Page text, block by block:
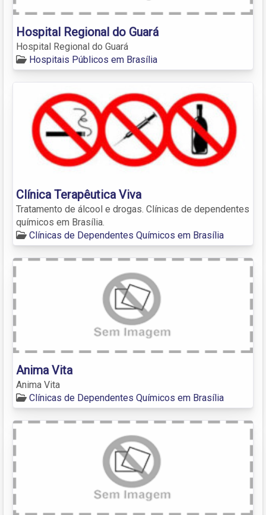
Hospital Regional do Guará
Hospital Regional do Guará
Hospitais Públicos em Brasília
Clínica Terapêutica Viva
Tratamento de álcool e drogas. Clínicas de dependentes
químicos em Brasília.
Clínicas de Dependentes Químicos em Brasília
Anima Vita
Anima Vita
Clínicas de Dependentes Químicos em Brasília